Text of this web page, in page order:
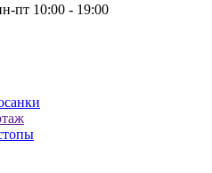
пт 10:00 - 19:00